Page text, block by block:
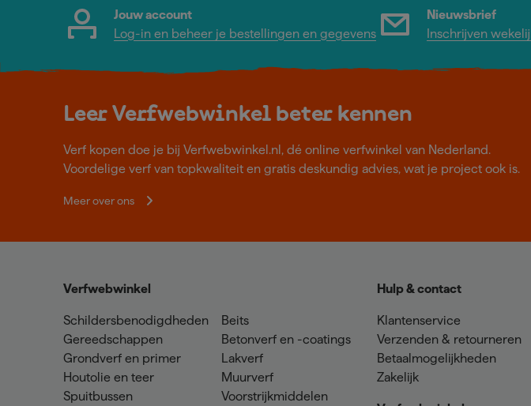
Jouw account
Log-in en beheer je bestellingen en gegevens
Nieuwsbrief
Inschrijven
Leer Verfwebwinkel beter kennen
Verf kopen doe je bij Verfwebwinkel.nl, dé online verfwinkel van Nederland.
Voordelige verf van topkwaliteit en gratis deskundig advies, wat je project ook is.
Meer over ons
Verfwebwinkel
Schildersbenodigdheden
Gereedschappen
Grondverf en primer
Houtolie en teer
Spuitbussen
Beits
Betonverf en -coatings
Lakverf
Muurverf
Voorstrijkmiddelen
Hulp & contact
Klantenservice
Verzenden & retourneren
Betaalmogelijkheden
Zakelijk